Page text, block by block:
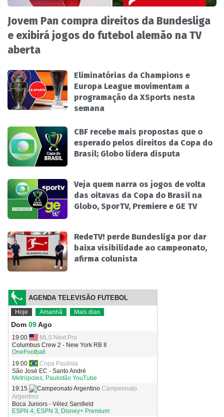
Jovem Pan compra direitos da Bundesliga
e exibirá jogos do futebol alemão na TV
aberta
Eliminatórias da Champions e
Europa League movimentam a
programação da XSports nesta
semana
CBF recebe mais propostas que o
esperado pelos direitos da Copa do
Brasil; Globo lidera disputa
Veja quem narra os jogos de volta
das oitavas da Copa do Brasil na
Globo, SporTV, Premiere e GE TV
RedeTV! perde Bundesliga por dar
baixa visibilidade ao campeonato,
afirma colunista